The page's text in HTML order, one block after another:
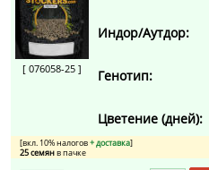
[ 076058-25 ]
Индор/Аутдор:
Генотип:
Цветение (дней):
[вкл. 10% налогов+ доставка]
25 семянв пачке